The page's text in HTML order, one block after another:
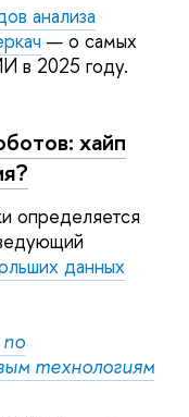
анализа
— о самых
в 2025 году.
хайп
определяется
данных
технологиям